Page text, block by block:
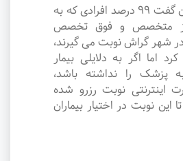
به جرات می‌ توان گفت ۹۹ درصد افرادی که به
از متخصص و فوق تخصص
شهر گراش نوبت می گیرند،
اما اگر به دلایلی بیمار
پزشک را نداشته باشد،
اینترنتی نوبت رزرو شده
این نوبت در اختیار بیماران